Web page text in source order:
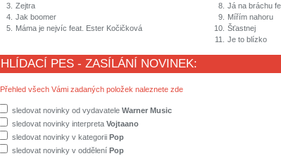
3. Zejtra
4. Jak boomer
5.
Máma je nejvíc feat. Ester Kočičková
8. Já na bráchu
9.
Mířím nahoru
10. Šťastnej
11.
Je to blízko
HLÍDACÍ PES - ZASÍLÁNÍ NOVINEK:
Přehled všech Vámi zadaných položek naleznete zde
sledovat novinky od vydavatele Warner Music
sledovat novinky interpreta Vojtaano
sledovat novinky v kategorii Pop
sledovat novinky v oddělení Pop